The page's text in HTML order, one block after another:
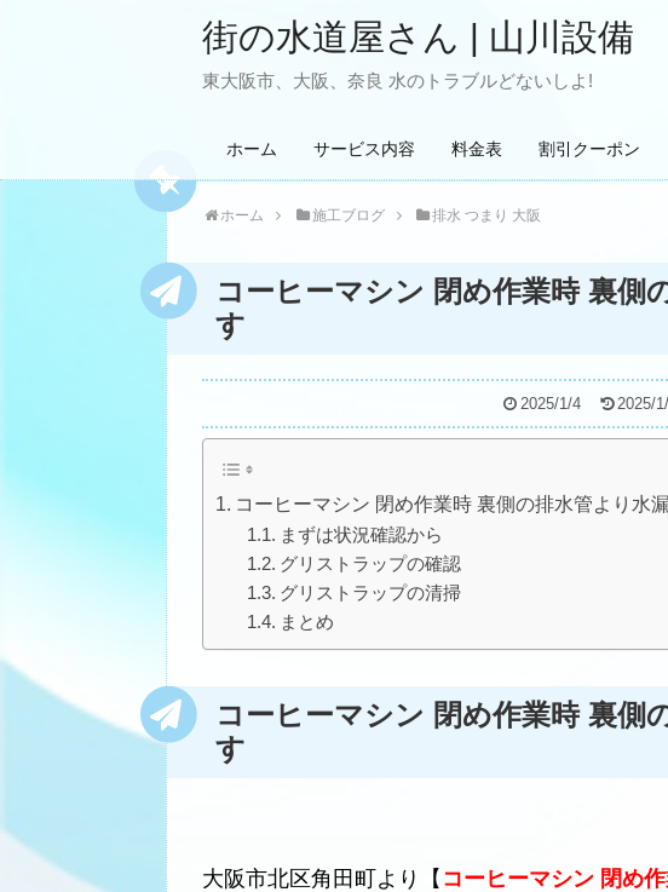
街の水道屋さん | 山川設備
東大阪市、大阪、奈良 水のトラブルどないしよ!
ホーム サービス内容 料金表 割引クーポン
ホーム 施工ブログ 排水 つまり 大阪
コーヒーマシン 閉め作業時 裏側
す
2025/1/4 2025/
コーヒーマシン 閉め作業時 裏側の排水管より水
まずは状況確認から
グリストラップの確認
グリストラップの清掃
まとめ
コーヒーマシン 閉め作業時 裏側
す
大阪市北区角田町より【 コーヒーマシン 閉め